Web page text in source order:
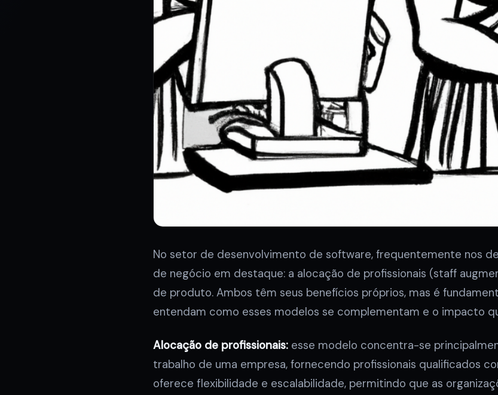
No setor de desenvolvimento de software, frequentemente nos
de negócio em destaque: a alocação de profissionais (staff
de produto. Ambos têm seus benefícios próprios, mas é
entendam como esses modelos se complementam e o impacto
Alocação de profissionais: esse modelo concentra-se
trabalho de uma empresa, fornecendo profissionais qualificados
oferece flexibilidade e escalabilidade, permitindo que as